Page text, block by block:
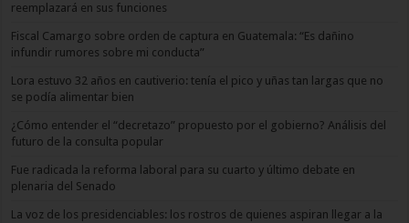
reemplazará en sus funciones
Fiscal Camargo sobre orden de captura en Guatemala: “Es dañino
infundir rumores sobre mi conducta”
Lora estuvo 32 años en cautiverio: tenía el pico y uñas tan largas que no
se podía alimentar bien
¿Cómo entender el “decretazo” propuesto por el gobierno? Análisis del
futuro de la consulta popular
Fue radicada la reforma laboral para su cuarto y último debate en
plenaria del Senado
La voz de los presidenciables: los rostros de quienes aspiran llegar a la